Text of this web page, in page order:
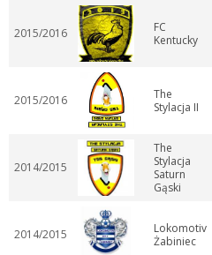
2015/2016
FC
Kentucky
2015/2016
The
Stylacja II
2014/2015
The
Stylacja
Saturn
Gąski
2014/2015
Lokomotiv
Żabiniec